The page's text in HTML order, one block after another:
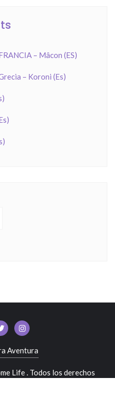
– Mâcon (ES)
– Koroni (Es)
Aventura
Life . Todos los derechos